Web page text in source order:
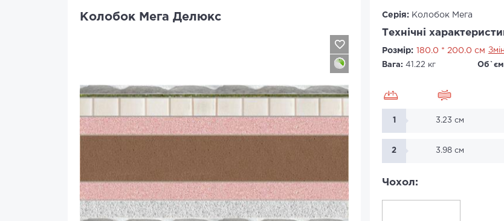
Колобок Мега Делюкс Серія: Колобок Мега
Технічні
Розмір: 180.0 * 200.0 см
Вага: 41.22 кг
1 3.23 см
2 3.98 см
Чохол: